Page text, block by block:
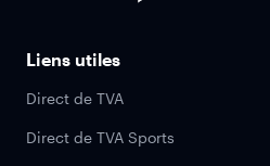
Liens utiles
Direct de TVA
Direct de TVA Sports